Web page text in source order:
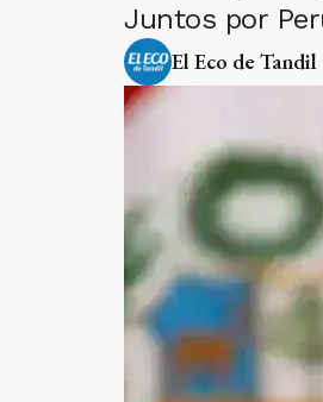
Juntos por
El Eco de Tandil